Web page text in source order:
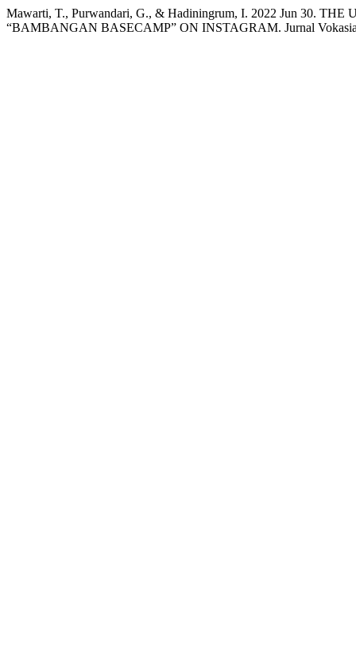
Mawarti, T., Purwandari, G., & Hadiningrum, I. 2022 Jun 30.
“BAMBANGAN BASECAMP” ON INSTAGRAM. Jurnal